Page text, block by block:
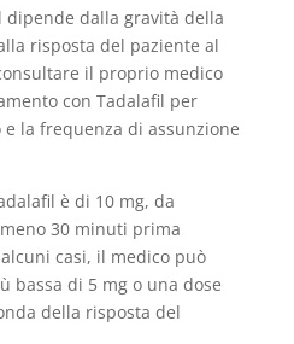
dipende dalla gravità della
risposta del paziente al
il proprio medico
con Tadalafil per
la frequenza di assunzione
è di 10 mg, da
30 minuti prima
casi, il medico può
bassa di 5 mg o una dose
della risposta del